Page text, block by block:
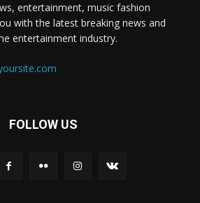
entertainment, music fashion
with the latest breaking news and
entertainment industry.
FOLLOW US